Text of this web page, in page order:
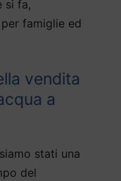
si fa,
famiglie ed
vendita
a
stati una
del